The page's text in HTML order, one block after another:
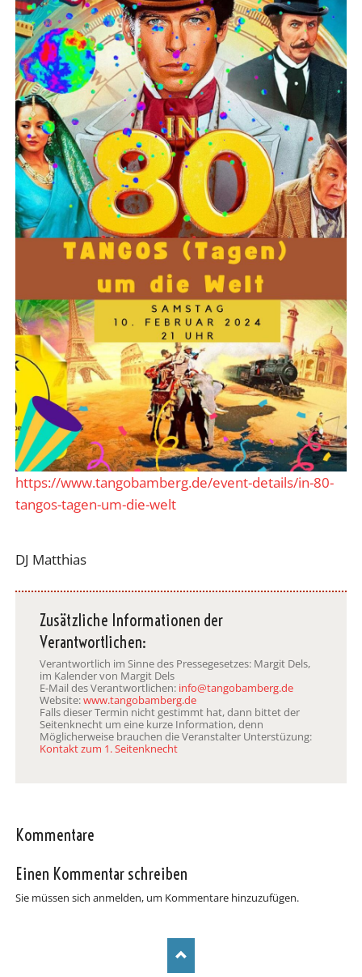
https://www.tangobamberg.de/event-details/in-80-
tangos-tagen-um-die-welt
DJ Matthias
Zusätzliche Informationen der
Verantwortlichen:
Verantwortlich im Sinne des Pressegesetzes: Margit Dels,
im Kalender von Margit Dels
E-Mail des Verantwortlichen: info@tangobamberg.de
Website:www.tangobamberg.de
Falls dieser Termin nicht gestimmt hat, dann bittet der
Seitenknecht um eine kurze Information, denn
Möglicherweise brauchen die Veranstalter Unterstüzung:
Kontakt zum 1. Seitenknecht
Kommentare
Einen Kommentar schreiben
Sie müssen sich anmelden, um Kommentare hinzuzufügen.